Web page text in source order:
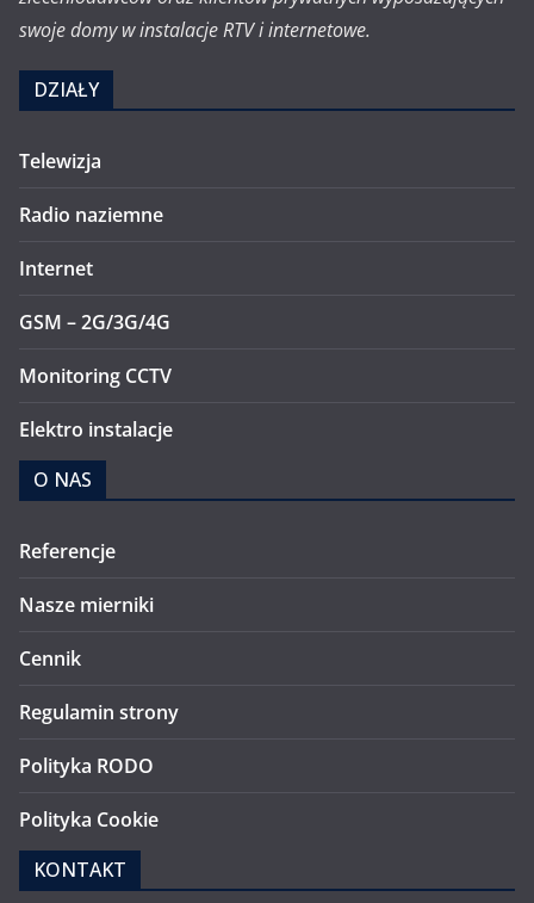
swoje domy w instalacje RTV i internetowe.
DZIAŁY
Telewizja
Radio naziemne
Internet
GSM – 2G/3G/4G
Monitoring CCTV
Elektro instalacje
O NAS
Referencje
Nasze mierniki
Cennik
Regulamin strony
Polityka RODO
Polityka Cookie
KONTAKT